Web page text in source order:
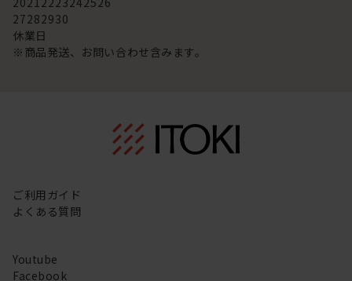
27282930
休業日
※商品発送、お問い合わせ含みます。
ご利用ガイド
よくある質問
Youtube
Facebook